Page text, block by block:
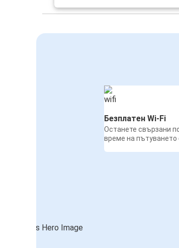
Безплатен Wi-Fi
Останете свързани
време на пътуването